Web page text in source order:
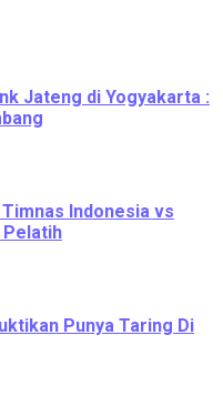
Jateng di Yogyakarta :
Indonesia vs
Pelatih
Punya Taring Di